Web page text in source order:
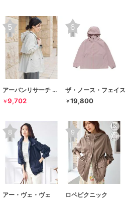
アーバンリサーチ ドアーズ
￥9,702
ザ・ノース・フェイス
￥19,800
アー・ヴェ・ヴェ ロペピクニック